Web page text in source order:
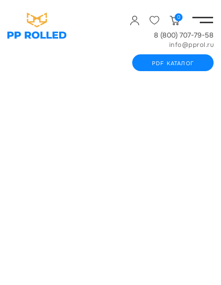
0
8 (800) 707-79-58
info@pprol.ru
PDF КАТАЛОГ